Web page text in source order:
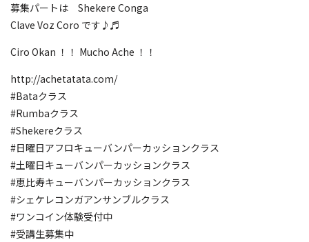
募集パートは Shekere Conga
Clave Voz Coro です♪♬
Ciro Okan ！！ Mucho Ache ！！
http://achetatata.com/
#Bataクラス
#Rumbaクラス
#Shekereクラス
#日曜日アフロキューバンパーカッションクラス
#土曜日キューバンパーカッションクラス
#恵比寿キューバンパーカッションクラス
#シェケレコンガアンサンブルクラス
#ワンコイン体験受付中
#受講生募集中